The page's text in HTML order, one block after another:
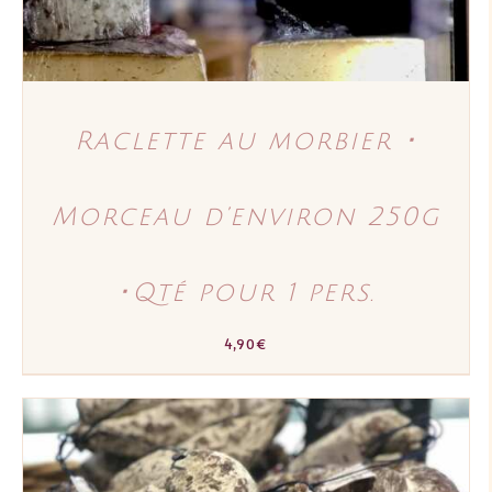
Raclette au morbier ･
Morceau d’environ 250g
･Qté pour 1 pers.
4,90€